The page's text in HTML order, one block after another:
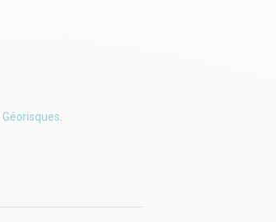
Géorisques.